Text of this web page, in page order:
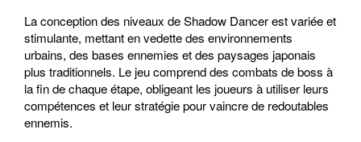
La conception des niveaux de Shadow Dancer est variée et
stimulante, mettant en vedette des environnements
urbains, des bases ennemies et des paysages japonais
plus traditionnels. Le jeu comprend des combats de boss à
la fin de chaque étape, obligeant les joueurs à utiliser leurs
compétences et leur stratégie pour vaincre de redoutables
ennemis.